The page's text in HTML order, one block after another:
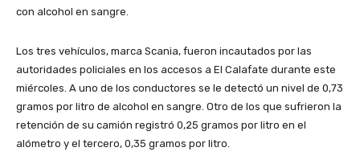
con alcohol en sangre.
Los tres vehículos, marca Scania, fueron incautados por las
autoridades policiales en los accesos a El Calafate durante este
miércoles. A uno de los conductores se le detectó un nivel de 0,73
gramos por litro de alcohol en sangre. Otro de los que sufrieron la
retención de su camión registró 0,25 gramos por litro en el
alómetro y el tercero, 0,35 gramos por litro.